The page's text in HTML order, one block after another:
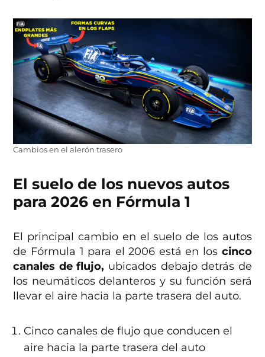
Cambios en el alerón trasero
El suelo de los nuevos autos
para 2026 en Fórmula 1
El principal cambio en el suelo de los autos
de Fórmula 1 para el 2006 está en los cinco
canales de flujo, ubicados debajo detrás de
los neumáticos delanteros y su función será
llevar el aire hacia la parte trasera del auto.
Cinco canales de flujo que conducen el
aire hacia la parte trasera del auto